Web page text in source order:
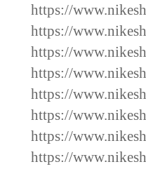
https://
https://
https://
https://
https://
https://
https://
https://